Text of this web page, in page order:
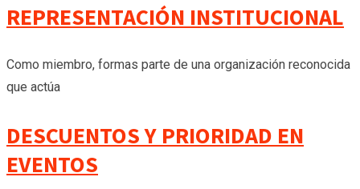
REPRESENTACIÓN INSTITUCIONAL
Como miembro, formas parte de una organización reconocida
que actúa
DESCUENTOS Y PRIORIDAD EN
EVENTOS